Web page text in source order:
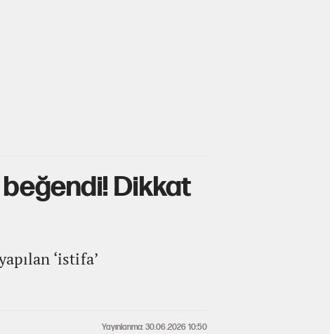
Dikkat
‘istifa’
Yayınlanma: 30.06.2026 10:50